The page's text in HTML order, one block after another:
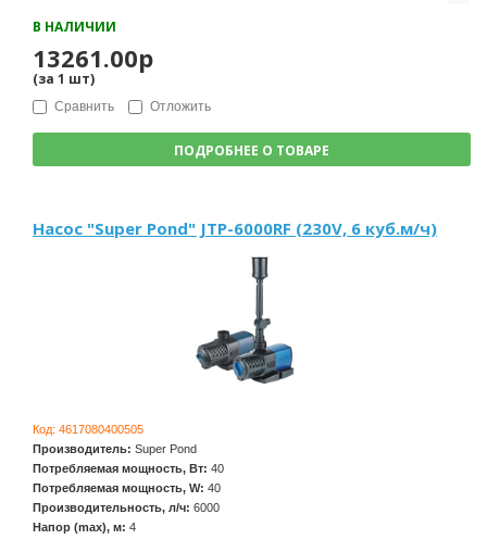
В НАЛИЧИИ
13261.00р
(за 1 шт)
Сравнить Отложить
ПОДРОБНЕЕ О ТОВАРЕ
Насос "Super Pond" JTP-6000RF (230V, 6 куб.м/ч)
Код: 4617080400505
Производитель: Super Pond
Потребляемая мощность, Вт: 40
Потребляемая мощность, W: 40
Производительность, л/ч: 6000
Напор (max), м: 4